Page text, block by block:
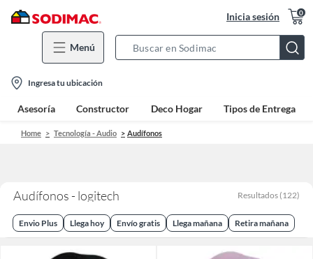
Inicia sesión 0
Menú
Bar
location-
icon
Ingresa tu ubicación
Asesoría Constructor Deco Hogar Tipos de Entrega
Home Tecnología - Audio Audífonos
Audífonos - logitech Resultados (122)
Envio Plus Llega hoy Envío gratis Llega mañana Retira mañana